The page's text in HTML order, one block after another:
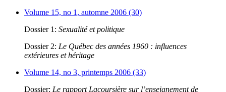
Volume 15, no 1, automne 2006 (30)
Dossier 1: Sexualité et politique
Dossier 2: Le Québec des années 1960 : influences
extérieures et héritage
Volume 14, no 3, printemps 2006 (33)
Dossier: Le rapport Lacoursière sur l’enseignement de